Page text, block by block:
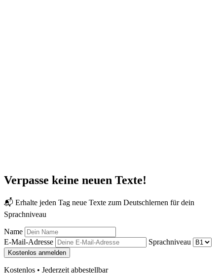
Verpasse keine neuen Texte!
📬 Erhalte jeden Tag neue Texte zum Deutschlernen für dein
Sprachniveau
Name
E-Mail-Adresse
Sprachniveau
Kostenlos anmelden
Kostenlos • Jederzeit abbestellbar